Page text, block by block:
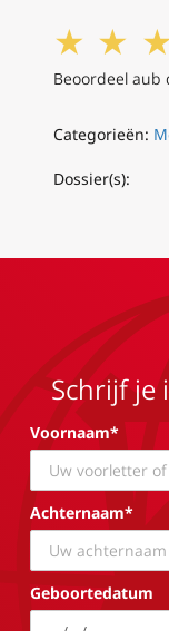
★ ★ ★
Beoordeel aub
Categorieën:
Dossier(s):
Schrijf je
Voornaam*
Achternaam*
Geboortedatum